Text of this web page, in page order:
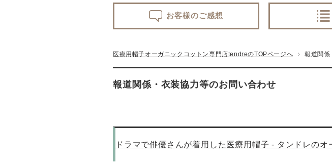
お客様のご感想
医療用帽子オーガニックコットン専門店tendreのTOPページへ 報道関係
報道関係・衣装協力等のお問い合わせ
ドラマで俳優さんが着用した医療用帽子 - タンドレの